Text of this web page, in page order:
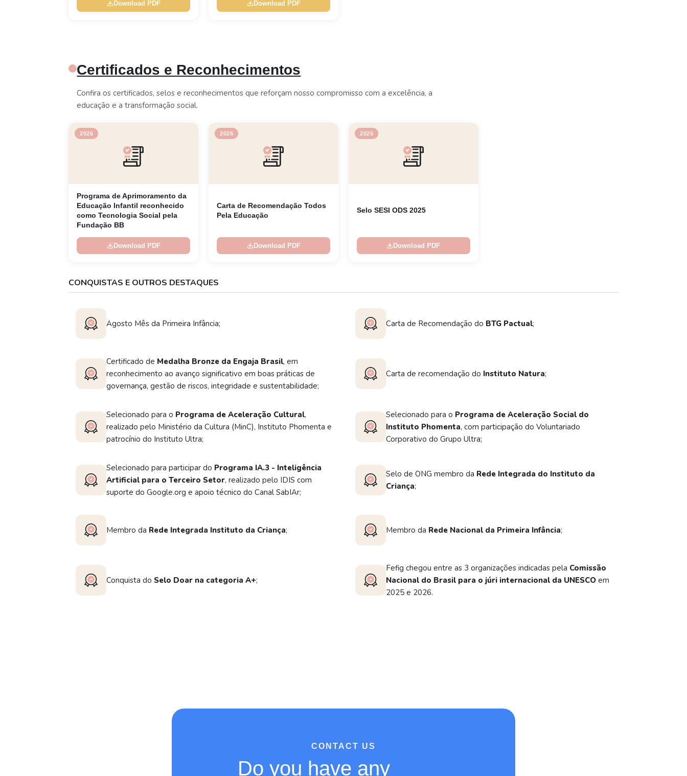
Download PDF Download PDF
Certificados e Reconhecimentos
Confira os certificados, selos e reconhecimentos que reforçam nosso compromisso com a excelência, a
educação e a transformação social.
2026
Programa de Aprimoramento da
Educação Infantil reconhecido
como Tecnologia Social pela
Fundação BB
Download PDF
2026
Carta de Recomendação Todos
Pela Educação
Download PDF
2025
Selo SESI ODS 2025
Download PDF
CONQUISTAS E OUTROS DESTAQUES
Agosto Mês da Primeira Infância; Carta de Recomendação do BTG Pactual;
Certificado de Medalha Bronze da Engaja Brasil, em
reconhecimento ao avanço significativo em boas práticas de
governança, gestão de riscos, integridade e sustentabilidade;
Carta de recomendação do Instituto Natura;
Selecionado para o Programa de Aceleração Cultural,
realizado pelo Ministério da Cultura (MinC), Instituto Phomenta e
patrocínio do Instituto Ultra;
Selecionado para o Programa de Aceleração Social do
Instituto Phomenta, com participação do Voluntariado
Corporativo do Grupo Ultra;
Selecionado para participar do Programa IA.3 - Inteligência
Artificial para o Terceiro Setor, realizado pelo IDIS com
suporte do Google.org e apoio técnico do Canal SabIAr;
Selo de ONG membro da Rede Integrada do Instituto da
Criança;
Membro da Rede Integrada Instituto da Criança; Membro da Rede Nacional da Primeira Infância;
Conquista doSelo Doar na categoria A+;
Fefig chegou entre as 3 organizações indicadas pela Comissão
Nacional do Brasil para o júri internacional da UNESCO em
2025 e 2026.
CONTACT US
Do you have any